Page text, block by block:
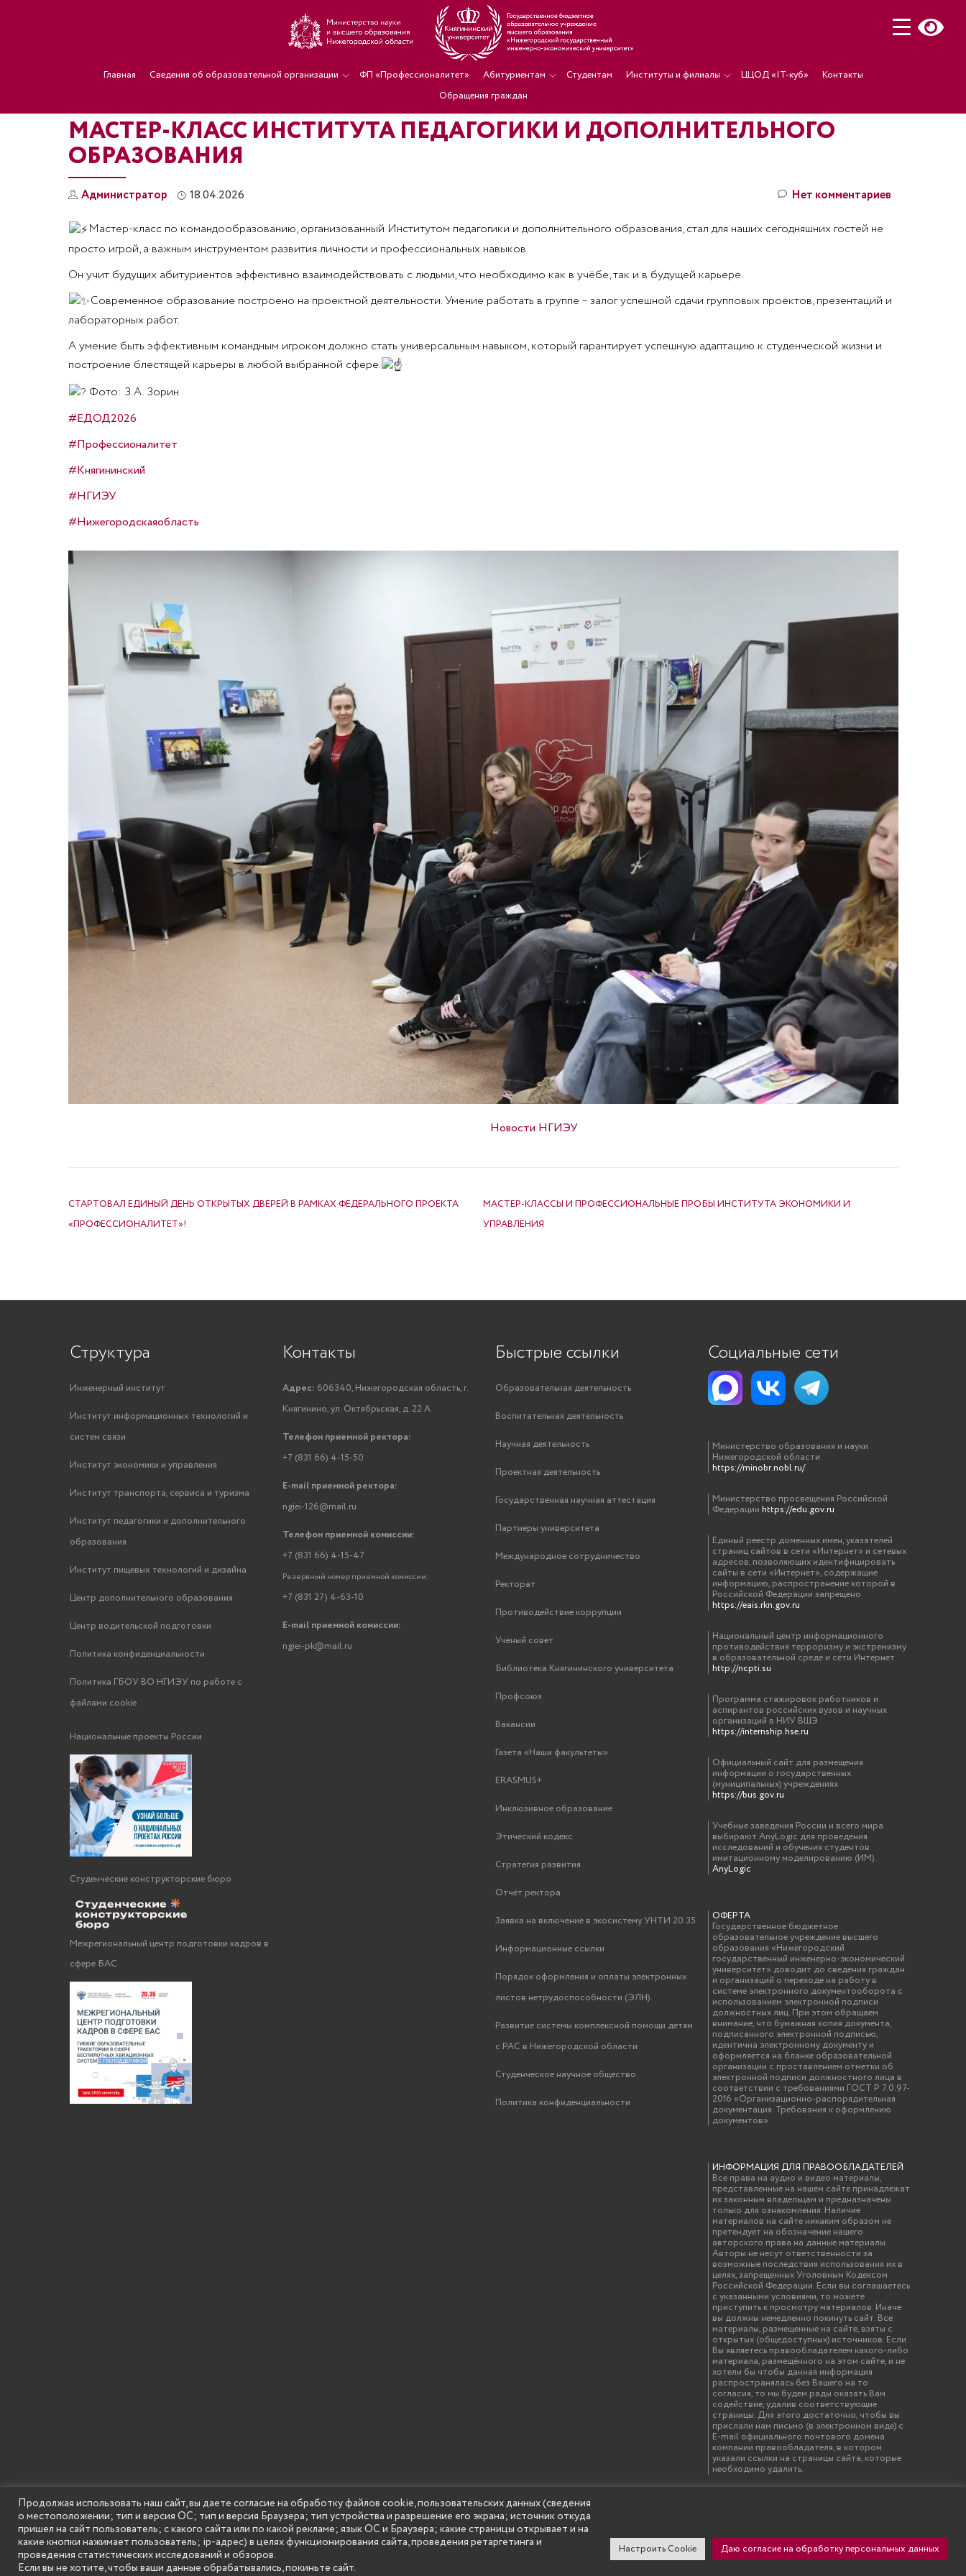
Главная Сведения об образовательной организации ФП «Профессионалитет» Абитуриентам Студентам Институты и филиалы ЦЦОД «IT-куб»
Контакты
Обращения граждан
МАСТЕР-КЛАСС ИНСТИТУТА ПЕДАГОГИКИ И ДОПОЛНИТЕЛЬНОГО
ОБРАЗОВАНИЯ
Администратор 18.04.2026 Нет комментариев
Мастер-класс по командообразованию, организованный Институтом педагогики и дополнительного образования, стал для наших сегодняшних гостей не
просто игрой, а важным инструментом развития личности и профессиональных навыков.
Он учит будущих абитуриентов эффективно взаимодействовать с людьми, что необходимо как в учёбе, так и в будущей карьере.
Современное образование построено на проектной деятельности. Умение работать в группе – залог успешной сдачи групповых проектов, презентаций и
лабораторных работ.
А умение быть эффективным командным игроком должно стать универсальным навыком, который гарантирует успешную адаптацию к студенческой жизни и
построение блестящей карьеры в любой выбранной сфере.
Фото: З.А. Зорин
#ЕДОД2026
#Профессионалитет
#Княгининский
#НГИЭУ
#Нижегородскаяобласть
Новости НГИЭУ
СТАРТОВАЛ ЕДИНЫЙ ДЕНЬ ОТКРЫТЫХ ДВЕРЕЙ В РАМКАХ ФЕДЕРАЛЬНОГО ПРОЕКТА
«ПРОФЕССИОНАЛИТЕТ»!
МАСТЕР-КЛАССЫ И ПРОФЕССИОНАЛЬНЫЕ ПРОБЫ ИНСТИТУТА ЭКОНОМИКИ И
УПРАВЛЕНИЯ
Структура
Инженерный институт
Институт информационных технологий и
систем связи
Институт экономики и управления
Институт транспорта, сервиса и туризма
Институт педагогики и дополнительного
образования
Институт пищевых технологий и дизайна
Центр дополнительного образования
Центр водительской подготовки
Политика конфиденциальности
Политика ГБОУ ВО НГИЭУ по работе с
файлами cookie
Национальные проекты России
Студенческие конструкторские бюро
Межрегиональный центр подготовки кадров в
сфере БАС
Контакты
Адрес: 606340, Нижегородская область, г.
Княгинино, ул. Октябрьская, д. 22 А
Телефон приемной ректора:
+7 (831 66) 4-15-50
E-mail приемной ректора:
ngiei-126@mail.ru
Телефон приемной комиссии:
+7 (831 66) 4-15-47
Резервный номер приемной комиссии:
+7 (831 27) 4-63-10
E-mail приемной комиссии:
ngiei-pk@mail.ru
Быстрые ссылки
Образовательная деятельность
Воспитательная деятельность
Научная деятельность
Проектная деятельность
Государственная научная аттестация
Партнеры университета
Международное сотрудничество
Ректорат
Противодействие коррупции
Ученый совет
Библиотека Княгининского университета
Профсоюз
Вакансии
Газета «Наши факультеты»
ERASMUS+
Инклюзивное образование
Этический кодекс
Стратегия развития
Отчёт ректора
Заявка на включение в экосистему УНТИ 20.35
Информационные ссылки
Порядок оформления и оплаты электронных
листов нетрудоспособности (ЭЛН).
Развитие системы комплексной помощи детям
с РАС в Нижегородской области
Студенческое научное общество
Политика конфиденциальности
Социальные сети
Министерство образования и науки
Нижегородской области
https://minobr.nobl.ru/
Министерство просвещения Российской
Федерации https://edu.gov.ru
Единый реестр доменных имен, указателей
страниц сайтов в сети «Интернет» и сетевых
адресов, позволяющих идентифицировать
сайты в сети «Интернет», содержащие
информацию, распространение которой в
Российской Федерации запрещено
https://eais.rkn.gov.ru
Национальный центр информационного
противодействия терроризму и экстремизму
в образовательной среде и сети Интернет
http://ncpti.su
Программа стажировок работников и
аспирантов российских вузов и научных
организаций в НИУ ВШЭ
https://internship.hse.ru
Официальный сайт для размещения
информации о государственных
(муниципальных) учреждениях
https://bus.gov.ru
Учебные заведения России и всего мира
выбирают AnyLogic для проведения
исследований и обучения студентов
имитационному моделированию (ИМ).
AnyLogic
ОФЕРТА
Государственное бюджетное
образовательное учреждение высшего
образования «Нижегородский
государственный инженерно-экономический
университет» доводит до сведения граждан
и организаций о переходе на работу в
системе электронного документооборота с
использованием электронной подписи
должностных лиц. При этом обращаем
внимание, что бумажная копия документа,
подписанного электронной подписью,
идентична электронному документу и
оформляется на бланке образовательной
организации с проставлением отметки об
электронной подписи должностного лица в
соответствии с требованиями ГОСТ Р 7.0.97-
2016 «Организационно-распорядительная
документация. Требования к оформлению
документов»
ИНФОРМАЦИЯ ДЛЯ ПРАВООБЛАДАТЕЛЕЙ
Все права на аудио и видео материалы,
представленные на нашем сайте принадлежат
их законным владельцам и предназначены
только для ознакомления. Наличие
материалов на сайте никаким образом не
претендует на обозначение нашего
авторского права на данные материалы.
Авторы не несут ответственности за
возможные последствия использования их в
целях, запрещенных Уголовным Кодексом
Российской Федерации. Если вы соглашаетесь
с указанными условиями, то можете
приступить к просмотру материалов. Иначе
вы должны немедленно покинуть сайт. Все
материалы, размещенные на сайте, взяты с
открытых (общедоступных) источников. Если
Вы являетесь правообладателем какого-либо
материала, размещённого на этом сайте, и не
хотели бы чтобы данная информация
распространялась без Вашего на то
согласия, то мы будем рады оказать Вам
содействие, удалив соответствующие
страницы. Для этого достаточно, чтобы вы
прислали нам письмо (в электронном виде) с
E-mail официального почтового домена
компании правообладателя, в котором
указали ссылки на страницы сайта, которые
необходимо удалить.
SECONDARY
MENU
© Государственное бюджетное образовательное учреждение высшего образования "Нижегородский государственный инженерно-экономический университет"
(Княгининский университет) 2002 - 2026
Продолжая использовать наш сайт, вы даете согласие на обработку файлов cookie, пользовательских данных (сведения
о местоположении; тип и версия ОС; тип и версия Браузера; тип устройства и разрешение его экрана; источник откуда
пришел на сайт пользователь; с какого сайта или по какой рекламе; язык ОС и Браузера; какие страницы открывает и на
какие кнопки нажимает пользователь; ip-адрес) в целях функционирования сайта, проведения ретаргетинга и
проведения статистических исследований и обзоров.
Если вы не хотите, чтобы ваши данные обрабатывались, покиньте сайт.
Настроить Cookie Даю согласие на обработку персональных данных